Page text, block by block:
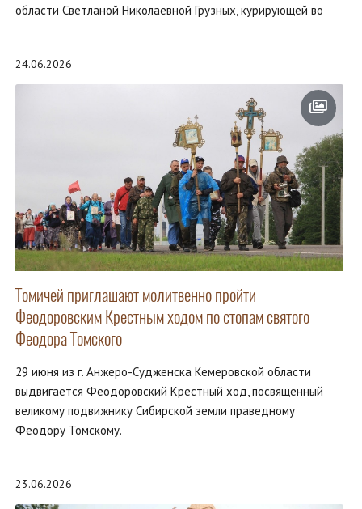
области Светланой Николаевной Грузных, курирующей во
24.06.2026
Томичей приглашают молитвенно пройти
Феодоровским Крестным ходом по стопам святого
Феодора Томского
29 июня из г. Анжеро-Судженска Кемеровской области
выдвигается Феодоровский Крестный ход, посвященный
великому подвижнику Сибирской земли праведному
Феодору Томскому.
23.06.2026